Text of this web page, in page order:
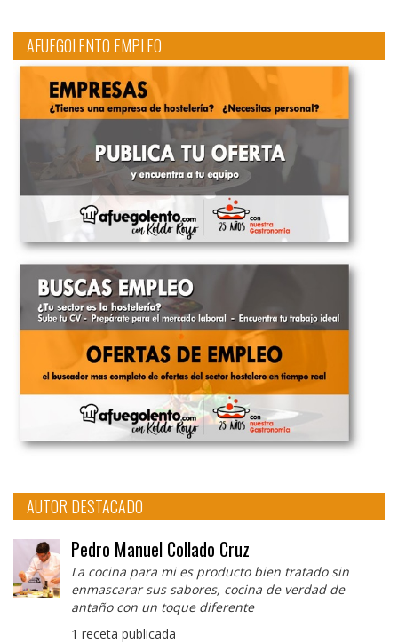
AFUEGOLENTO EMPLEO
AUTOR DESTACADO
Pedro Manuel Collado Cruz
La cocina para mi es producto bien tratado sin
enmascarar sus sabores, cocina de verdad de
antaño con un toque diferente
1 receta publicada